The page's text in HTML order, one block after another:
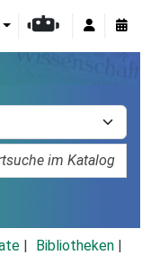
Bibliotheken